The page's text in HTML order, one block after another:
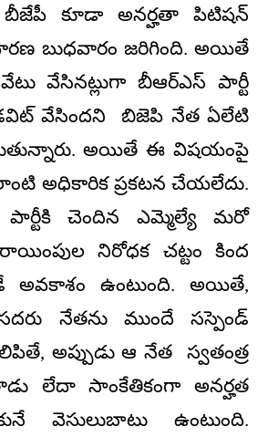
కూడా అనర్హతా పిటిషన్
బుధవారం జరిగింది. అయితే
వేసినట్లుగా బీఆర్ఎస్ పార్టీ
వేసిందని బిజెపి నేత ఏలేటి
అయితే ఈ విషయంపై
అధికారిక ప్రకటన చేయలేదు.
చెందిన ఎమ్మెల్యే మరో
నిరోధక చట్టం కింద
అవకాశం ఉంటుంది. అయితే,
నేతను ముందే సస్పెండ్
అప్పుడు ఆ నేత స్వతంత్ర
లేదా సాంకేతికంగా అనర్హత
వెసులుబాటు ఉంటుంది.